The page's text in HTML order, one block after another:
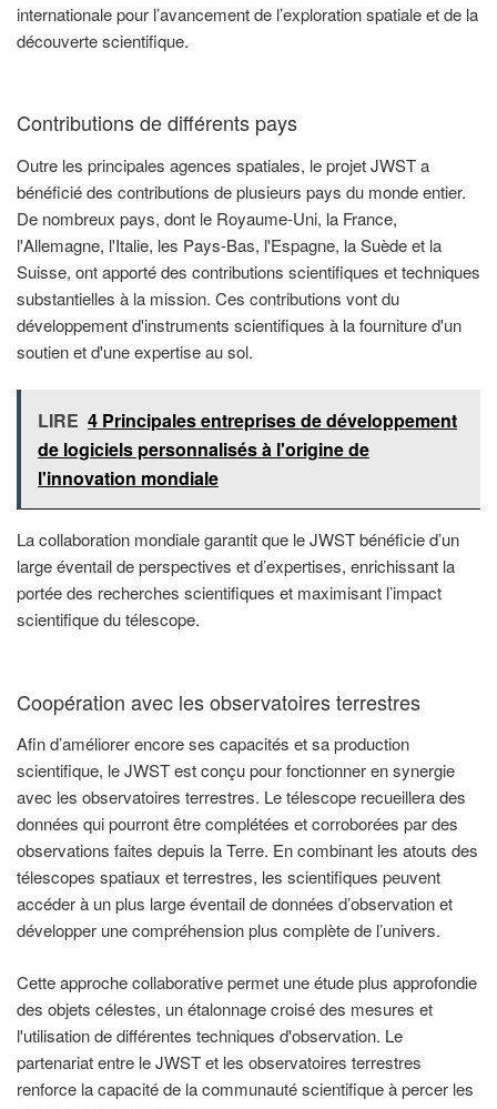
internationale pour l’avancement de l’exploration spatiale et de la
découverte scientifique.
Contributions de différents pays
Outre les principales agences spatiales, le projet JWST a
bénéficié des contributions de plusieurs pays du monde entier.
De nombreux pays, dont le Royaume-Uni, la France,
l'Allemagne, l'Italie, les Pays-Bas, l'Espagne, la Suède et la
Suisse, ont apporté des contributions scientifiques et techniques
substantielles à la mission. Ces contributions vont du
développement d'instruments scientifiques à la fourniture d'un
soutien et d'une expertise au sol.
LIRE 4 Principales entreprises de développement
de logiciels personnalisés à l'origine de
l'innovation mondiale
La collaboration mondiale garantit que le JWST bénéficie d’un
large éventail de perspectives et d’expertises, enrichissant la
portée des recherches scientifiques et maximisant l’impact
scientifique du télescope.
Coopération avec les observatoires terrestres
Afin d’améliorer encore ses capacités et sa production
scientifique, le JWST est conçu pour fonctionner en synergie
avec les observatoires terrestres. Le télescope recueillera des
données qui pourront être complétées et corroborées par des
observations faites depuis la Terre. En combinant les atouts des
télescopes spatiaux et terrestres, les scientifiques peuvent
accéder à un plus large éventail de données d’observation et
développer une compréhension plus complète de l’univers.
Cette approche collaborative permet une étude plus approfondie
des objets célestes, un étalonnage croisé des mesures et
l'utilisation de différentes techniques d'observation. Le
partenariat entre le JWST et les observatoires terrestres
renforce la capacité de la communauté scientifique à percer les